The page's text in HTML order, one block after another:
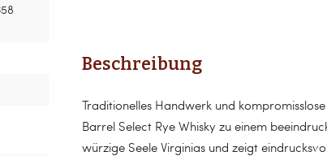
Beschreibung
Traditionelles Handwerk und
Barrel Select Rye Whisky zu einem
würzige Seele Virginias und zeigt